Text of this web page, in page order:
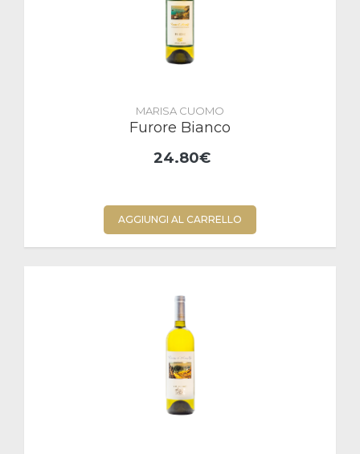
MARISA CUOMO
Furore Bianco
24.80€
AGGIUNGI AL CARRELLO